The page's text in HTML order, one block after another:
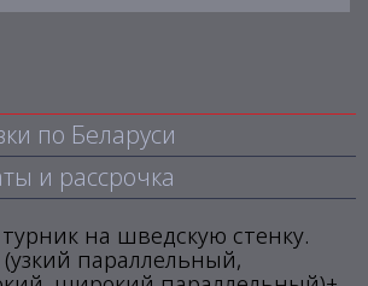
по Беларуси
и рассрочка
на шведскую стенку.
параллельный,